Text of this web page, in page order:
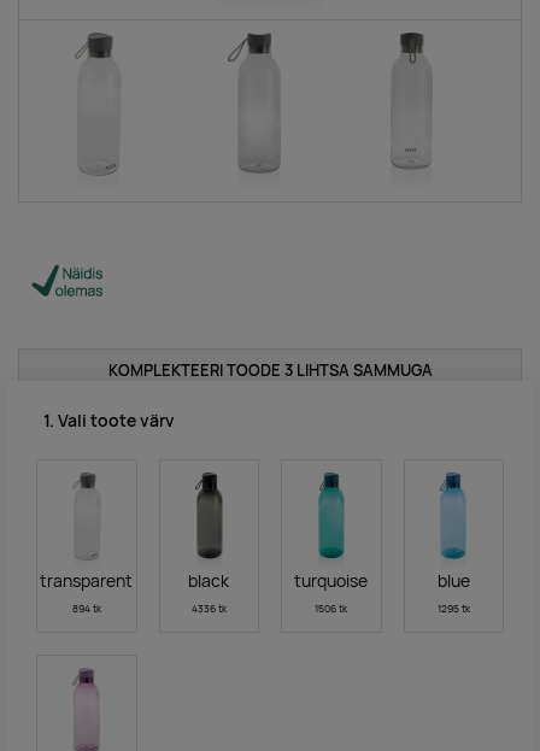
KOMPLEKTEERI TOODE 3 LIHTSA SAMMUGA
1. Vali toote värv
transparent
894 tk
black
4336 tk
turquoise
1506 tk
blue
1295 tk